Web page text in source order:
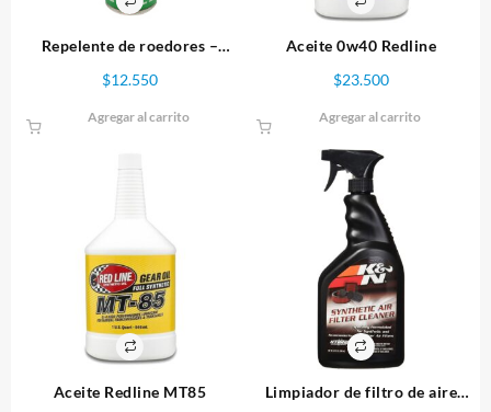
Repelente de roedores –
$12.550
Agregar al carrito
Aceite 0w40 Redline
$23.500
Agregar al carrito
Aceite Redline MT85
Limpiador de filtro de aire